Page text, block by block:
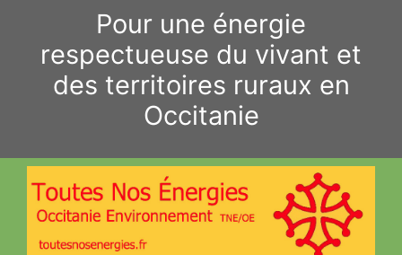
contenu
Pour une énergie
respectueuse du vivant et
des territoires ruraux en
Occitanie